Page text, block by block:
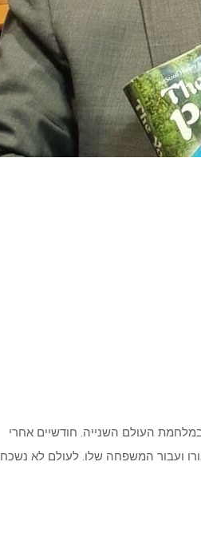
59 משפחות מידי הנאצים במלחמת העולם השנייה. חודשיים אחרי
ועבור המשפחה שלו. לעולם לא נשכח